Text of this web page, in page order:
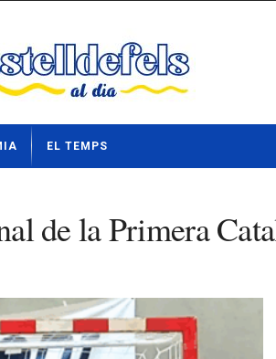
EL TEMPS
de la Primera